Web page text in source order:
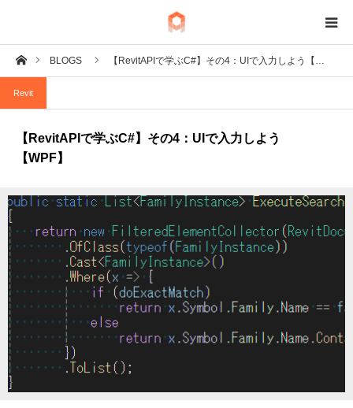
ホームBLOGS 【RevitAPIで学ぶC#】その4：UIで入力しよう【…
Revit
【RevitAPIで学ぶC#】その4：UIで入力しよう
【WPF】
BIM
IoT
Fab
Tech